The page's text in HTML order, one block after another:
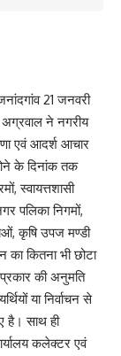
21 जनवरी
ने नगरीय
एवं आदर्श आचार
के दिनांक तक
स्वायत्तशासी
पलिका निगमों,
कृषि उपज मण्डी
का कितना भी छोटा
की अनुमति
या निर्वाचन से
है। साथ ही
कलेक्टर एवं